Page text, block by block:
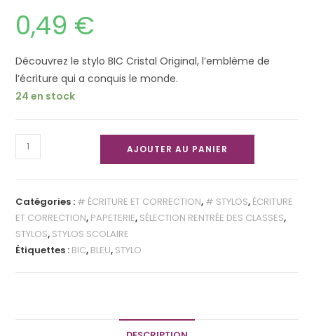
0,49 €
Découvrez le stylo BIC Cristal Original, l’emblème de
l’écriture qui a conquis le monde.
24 en stock
AJOUTER AU PANIER
Catégories : # ÉCRITURE ET CORRECTION, # STYLOS, ÉCRITURE
ET CORRECTION, PAPETERIE, SÉLECTION RENTRÉE DES CLASSES,
STYLOS, STYLOS SCOLAIRE
Étiquettes : BIC, BLEU, STYLO